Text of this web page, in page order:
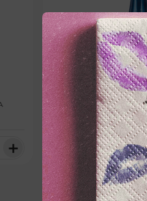
＋
MASGLO
ESMALTE MASGLOx13.5ml
$ 9300